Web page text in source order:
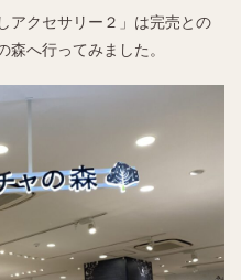
アクセサリー２」は完売との
へ行ってみました。